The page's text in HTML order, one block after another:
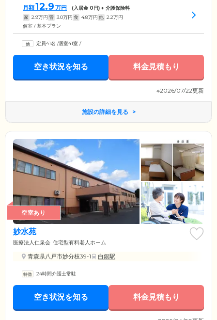
月額12.9 万円 (入居金 0円) + 介護保険料
家 2.9万円 管 3.0万円 食 4.8万円 他 2.2万円
個室 / 基本プラン
定員41名 /居室41室 /
空き状況を知る 料金見積もり
※2026/07/22更新
施設の詳細を見る
空室あり
妙水苑
医療法人仁泉会 住宅型有料老人ホーム
青森県八戸市妙分枝39-1 白銀駅
24時間介護士常駐
空き状況を知る 料金見積もり